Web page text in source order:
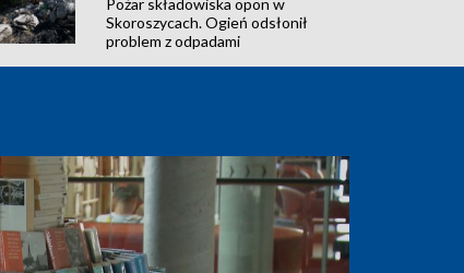
Skoroszycach. Ogień odsłonił
problem z odpadami